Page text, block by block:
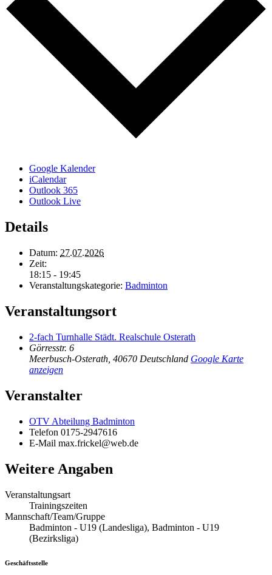
Google Kalender
iCalendar
Outlook 365
Outlook Live
Details
Datum: 27.07.2026
Zeit:
18:15 - 19:45
Veranstaltungskategorie: Badminton
Veranstaltungsort
2-fach Turnhalle Städt. Realschule Osterath
Görresstr. 6
Meerbusch-Osterath 40670 Deutschland Google Karte
anzeigen
Veranstalter
OTV Abteilung Badminton
Telefon 0175-2947616
E-Mail max.frickel@web.de
Weitere Angaben
Veranstaltungsart
Trainingszeiten
Mannschaft/Team/Gruppe
Badminton - U19 (Landesliga), Badminton - U19
(Bezirksliga)
Geschäftsstelle